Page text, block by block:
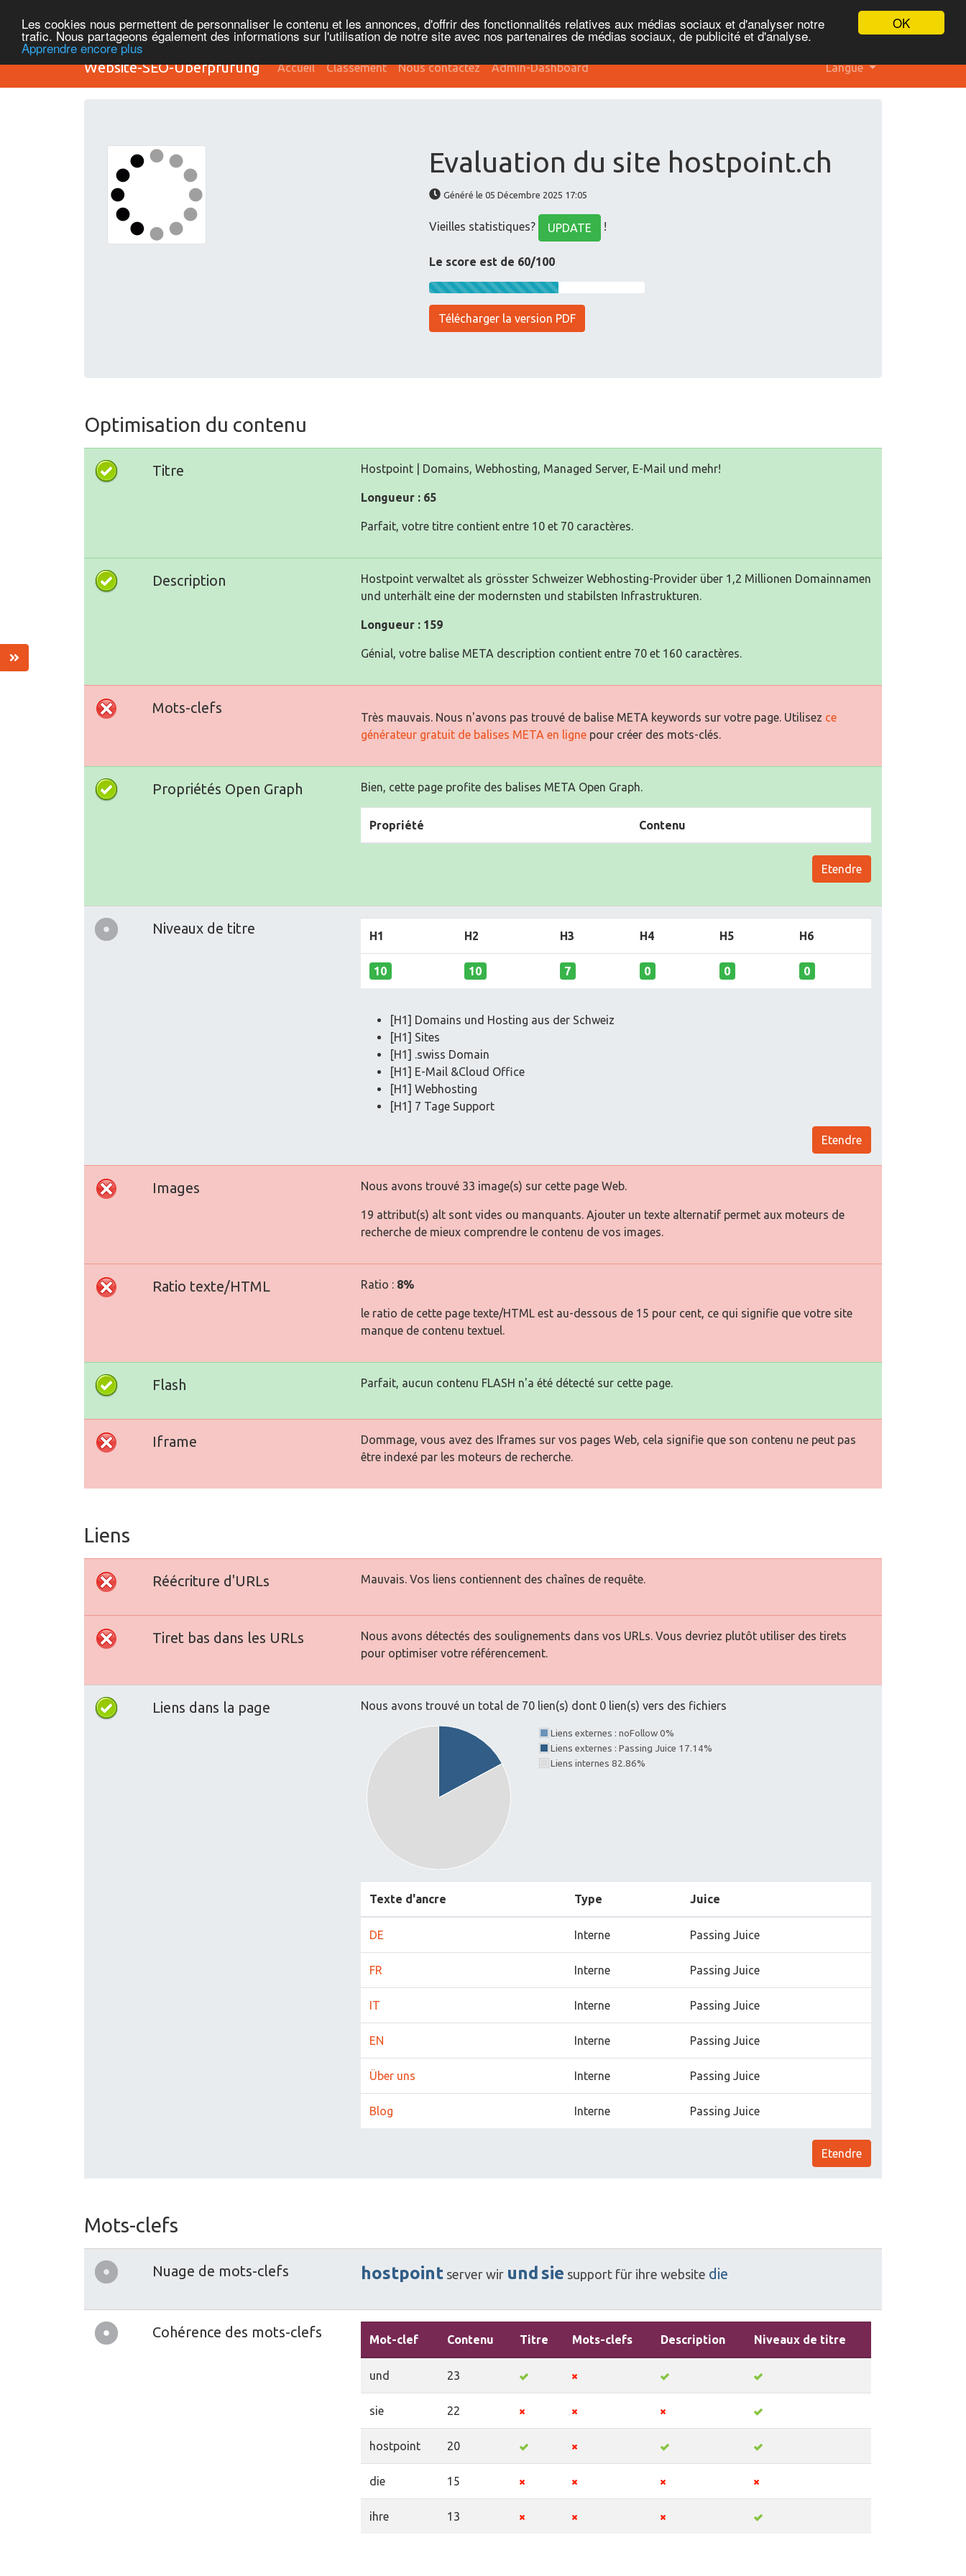
OK
Les cookies nous permettent de personnaliser le contenu et les annonces, d'offrir des fonctionnalités relatives aux médias sociaux et d'analyser notre
trafic. Nous partageons également des informations sur l'utilisation de notre site avec nos partenaires de médias sociaux, de publicité et d'analyse.
Apprendre encore plus
Website-SEO-Überprüfung Accueil Classement Nous contactez Admin-Dashboard Langue
Evaluation du site hostpoint.ch
Généré le 05 Décembre 2025 17:05
Vieilles statistiques? UPDATE !
Le score est de 60/100
Télécharger la version PDF
Optimisation du contenu
Titre Hostpoint | Domains, Webhosting, Managed Server, E-Mail und mehr!
Longueur : 65
Parfait, votre titre contient entre 10 et 70 caractères.
Description
Hostpoint verwaltet als grösster Schweizer Webhosting-Provider über 1,2 Millionen Domainnamen
und unterhält eine der modernsten und stabilsten Infrastrukturen.
Longueur : 159
Génial, votre balise META description contient entre 70 et 160 caractères.
Mots-clefs
Très mauvais. Nous n'avons pas trouvé de balise META keywords sur votre page. Utilisez ce
générateur gratuit de balises META en ligne pour créer des mots-clés.
Propriétés Open Graph Bien, cette page profite des balises META Open Graph.
Propriété Contenu
Etendre
Niveaux de titre H1 H2 H3 H4 H5 H6
10 10 7 0 0 0
[H1] Domains und Hosting aus der Schweiz
[H1] Sites
[H1] .swiss Domain
[H1] E-Mail &Cloud Office
[H1] Webhosting
[H1] 7 Tage Support
Etendre
Images Nous avons trouvé 33 image(s) sur cette page Web.
19 attribut(s) alt sont vides ou manquants. Ajouter un texte alternatif permet aux moteurs de
recherche de mieux comprendre le contenu de vos images.
Ratio texte/HTML Ratio : 8%
le ratio de cette page texte/HTML est au-dessous de 15 pour cent, ce qui signifie que votre site
manque de contenu textuel.
Flash Parfait, aucun contenu FLASH n'a été détecté sur cette page.
Iframe
Dommage, vous avez des Iframes sur vos pages Web, cela signifie que son contenu ne peut pas
être indexé par les moteurs de recherche.
Liens
Réécriture d'URLs Mauvais. Vos liens contiennent des chaînes de requête.
Tiret bas dans les URLs
Nous avons détectés des soulignements dans vos URLs. Vous devriez plutôt utiliser des tirets
pour optimiser votre référencement.
Liens dans la page Nous avons trouvé un total de 70 lien(s) dont 0 lien(s) vers des fichiers
Liens externes : noFollow 0%
Liens externes : Passing Juice 17.14%
Liens internes 82.86%
Texte d'ancre Type Juice
DE Interne Passing Juice
FR Interne Passing Juice
IT Interne Passing Juice
EN Interne Passing Juice
Über uns Interne Passing Juice
Blog Interne Passing Juice
Etendre
Mots-clefs
Nuage de mots-clefs hostpoint server wir und sie support für ihre website die
Cohérence des mots-clefs Mot-clef Contenu Titre Mots-clefs Description Niveaux de titre
und 23
sie 22
hostpoint 20
die 15
ihre 13